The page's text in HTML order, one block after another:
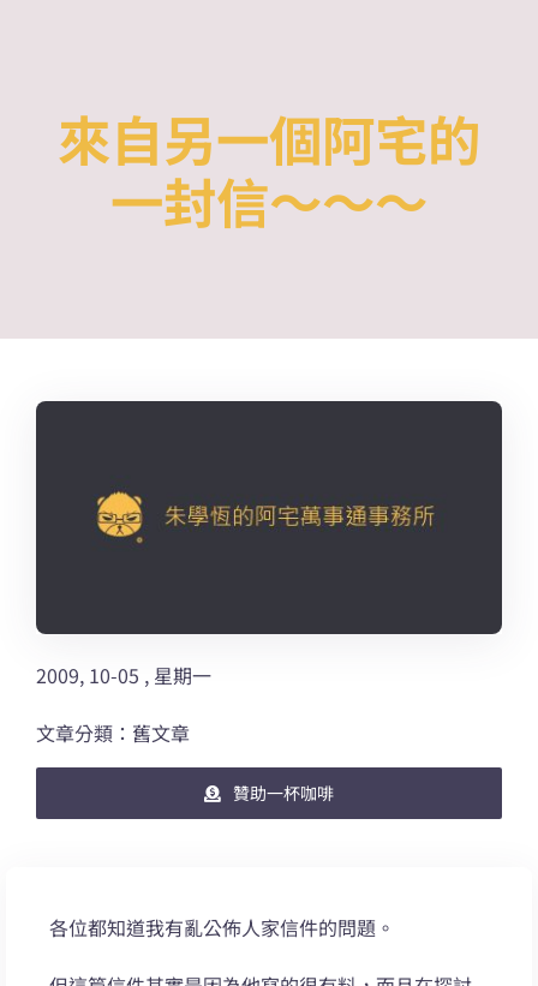
來自另一個阿宅的
一封信～～～
2009, 10-05 , 星期一
文章分類：舊文章
贊助一杯咖啡
各位都知道我有亂公佈人家信件的問題。